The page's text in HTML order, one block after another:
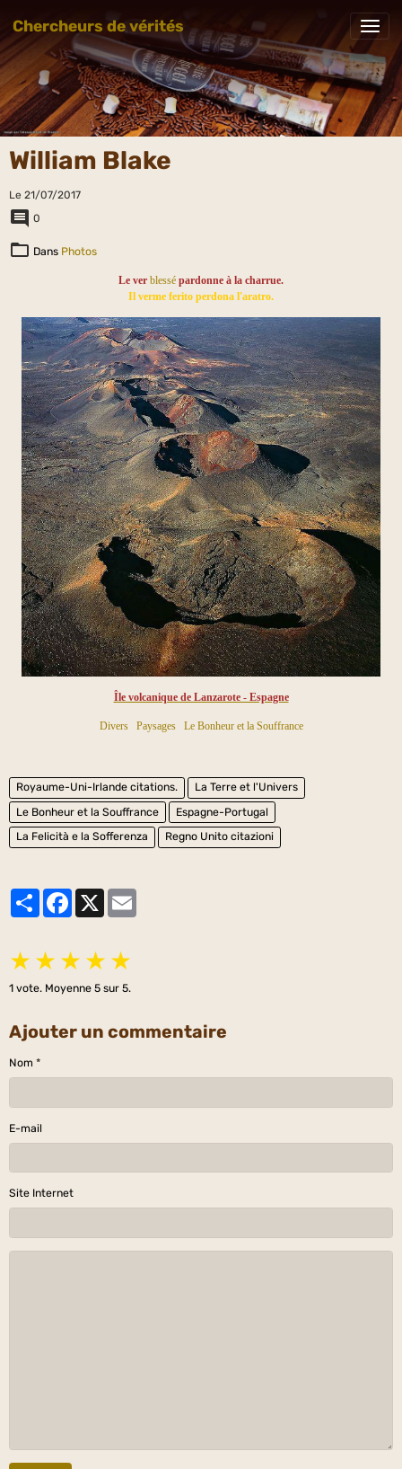
Chercheurs de vérités
William Blake
Le 21/07/2017
0
Dans Photos
Le ver blessé pardonne à la charrue.
Il verme ferito perdona l'aratro.
Île volcanique de Lanzarote - Espagne
Divers Paysages Le Bonheur et la Souffrance
Royaume-Uni-Irlande citations.
La Terre et l'Univers
Le Bonheur et la Souffrance
Espagne-Portugal
La Felicità e la Sofferenza
Regno Unito citazioni
PartagerFacebook
★ ★ ★ ★ ★
1 vote. Moyenne 5 sur 5.
Ajouter un commentaire
Nom
E-mail
Site Internet